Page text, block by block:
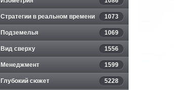
Стратегии в реальном времени 1073
Подземелья 1069
Вид сверху 1556
Менеджмент 1599
Глубокий сюжет 5228